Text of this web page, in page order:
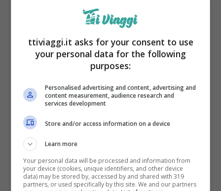
Chi ha paura dei
sotterranei Maya? Il
viaggio più affascinante,
solo per coraggiosi
Novembre 6, 2023
ttiviaggi.it asks for your consent to use
your personal data for the following
purposes:
Personalised advertising and content, advertising and
content measurement, audience research and
services development
Store and/or access information on a device
Learn more
Your personal data will be processed and information from
your device (cookies, unique identifiers, and other device
data) may be stored by, accessed by and shared with 319
partners, or used specifically by this site. We and our partners